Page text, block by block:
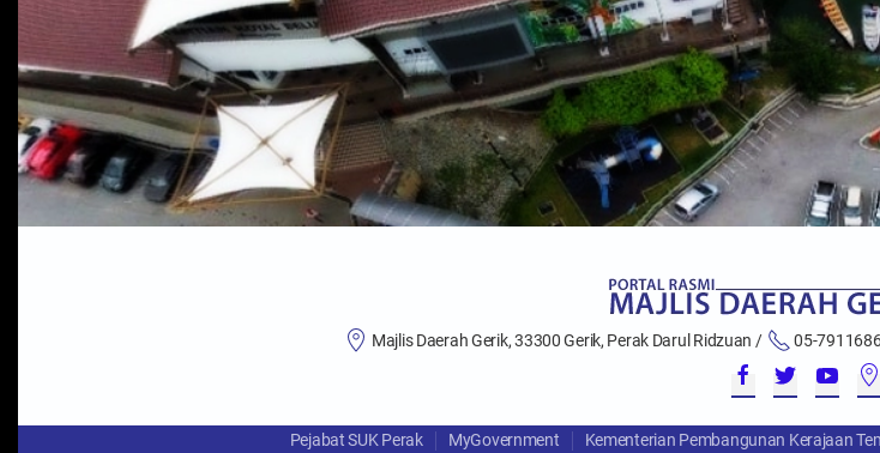
Majlis Daerah Gerik, 33300 Gerik, Perak Darul Ridzuan / 05-
Pejabat SUK Perak MyGovernment Kementerian Pembangunan Kerajaan